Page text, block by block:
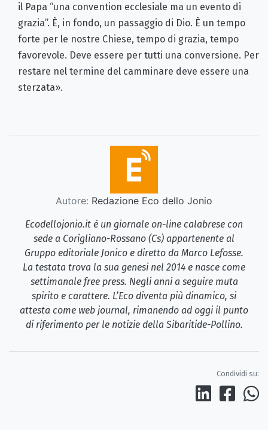
il Papa “una convention ecclesiale ma un evento di
grazia”. È, in fondo, un passaggio di Dio. È un tempo
forte per le nostre Chiese, tempo di grazia, tempo
favo­revole. Deve essere per tutti una conversione. Per
restare nel termine del camminare deve essere una
sterzata».
Autore: Redazione Eco dello Jonio
Ecodellojonio.it è un giornale on-line calabrese con
sede a Corigliano-Rossano (Cs) appartenente al
Gruppo editoriale Jonico e diretto da Marco Lefosse.
La testata trova la sua genesi nel 2014 e nasce come
settimanale free press. Negli anni a seguire muta
spirito e carattere. L’Eco diventa più dinamico, si
attesta come web journal, rimanendo ad oggi il punto
di riferimento per le notizie della Sibaritide-Pollino.
Condividi su: